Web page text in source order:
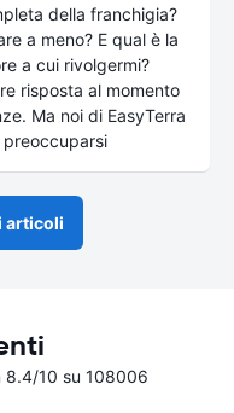
della franchigia?
a meno? E qual è la
a cui rivolgermi?
risposta al momento
Ma noi di EasyTerra
articoli
8.4/10 su 108006